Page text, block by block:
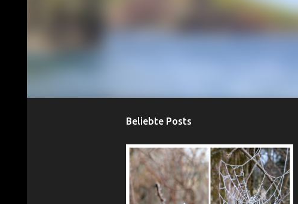
Beliebte Posts